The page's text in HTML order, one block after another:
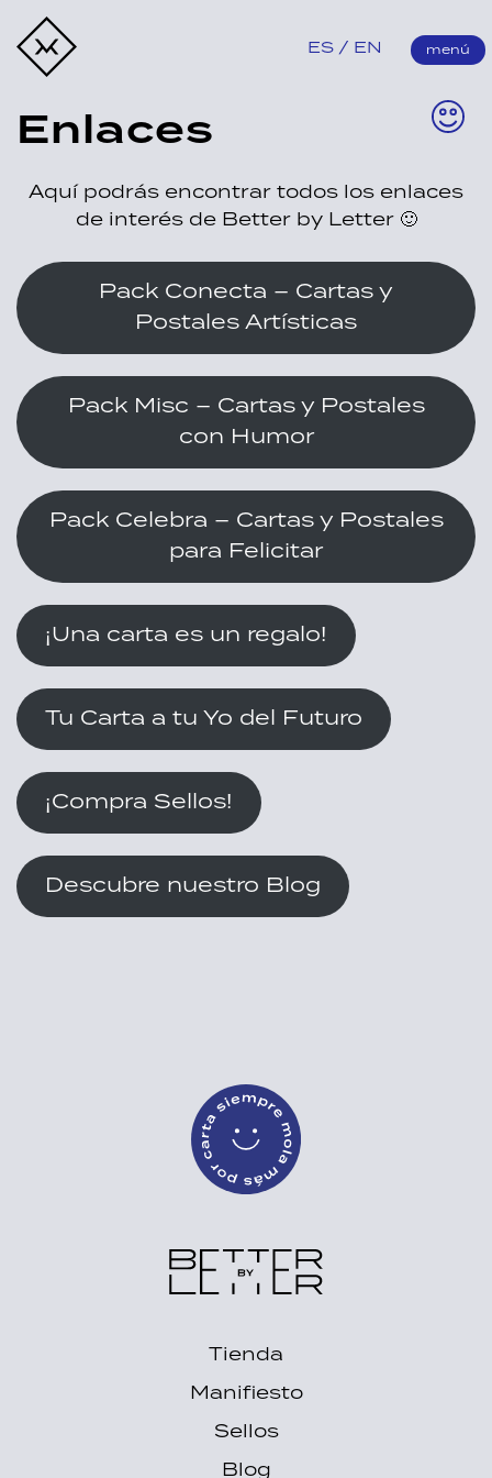
ES EN menú
Enlaces
Aquí podrás encontrar todos los enlaces
de interés de Better by Letter 🙂
Pack Conecta – Cartas y
Postales Artísticas
Pack Misc – Cartas y Postales
con Humor
Pack Celebra – Cartas y Postales
para Felicitar
¡Una carta es un regalo!
Tu Carta a tu Yo del Futuro
¡Compra Sellos!
Descubre nuestro Blog
Tienda
Manifiesto
Sellos
Blog